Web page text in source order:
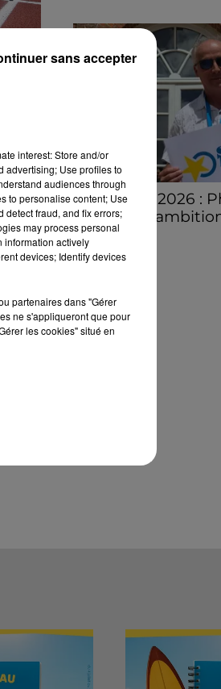
Stars'Terre 2026 :
dévoile les
À quelques semaines
édition de Stars'Terre,
interest: Store and/or
advertising; Use profiles to
audiences through
to personalise content; Use
detect fraud, and fix errors;
may process personal
information actively
devices; Identify devices
partenaires dans "Gérer
ne s'appliqueront que pour
les cookies" situé en
sans accepter